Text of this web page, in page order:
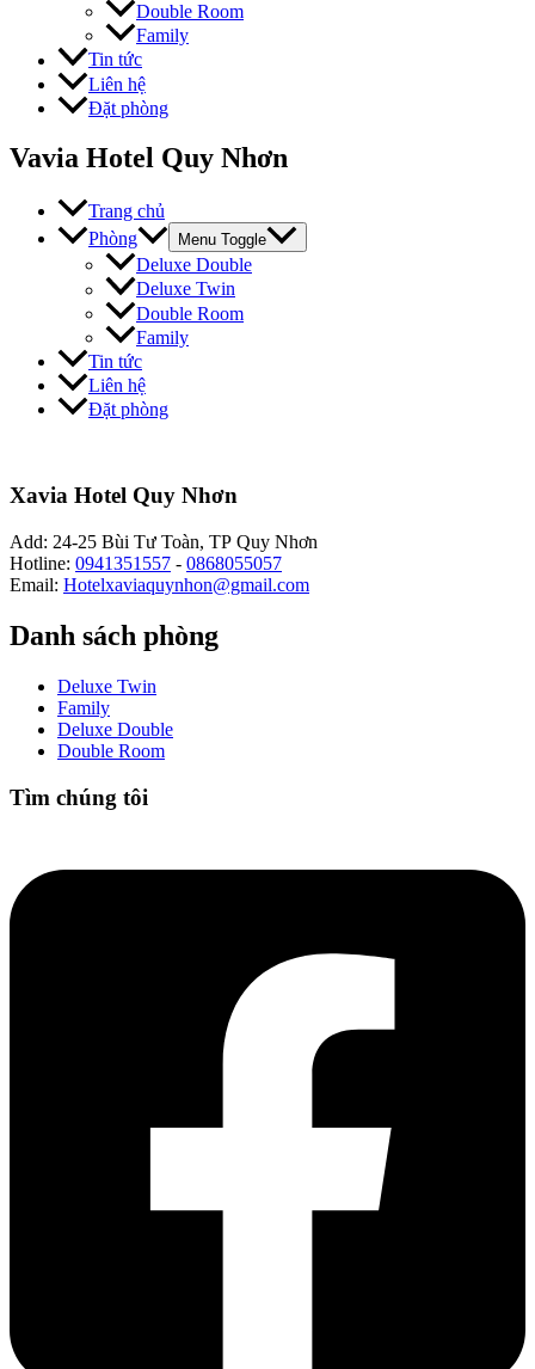
Double Room
Family
Tin tức
Liên hệ
Đặt phòng
Vavia Hotel Quy Nhơn
Trang chủ
Phòng
Menu Toggle
Deluxe Double
Deluxe Twin
Double Room
Family
Tin tức
Liên hệ
Đặt phòng
Xavia Hotel Quy Nhơn
Add: 24-25 Bùi Tư Toàn, TP Quy Nhơn
Hotline: 0941351557 - 0868055057
Email: Hotelxaviaquynhon@gmail.com
Danh sách phòng
Deluxe Twin
Family
Deluxe Double
Double Room
Tìm chúng tôi